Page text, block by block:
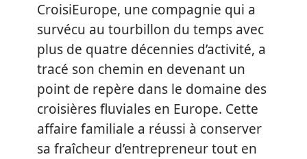
CroisiEurope, une compagnie qui a
survécu au tourbillon du temps avec
plus de quatre décennies d’activité, a
tracé son chemin en devenant un
point de repère dans le domaine des
croisières fluviales en Europe. Cette
affaire familiale a réussi à conserver
sa fraîcheur d’entrepreneur tout en